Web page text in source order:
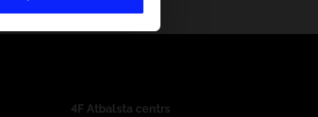
4F Atbalsta centrs